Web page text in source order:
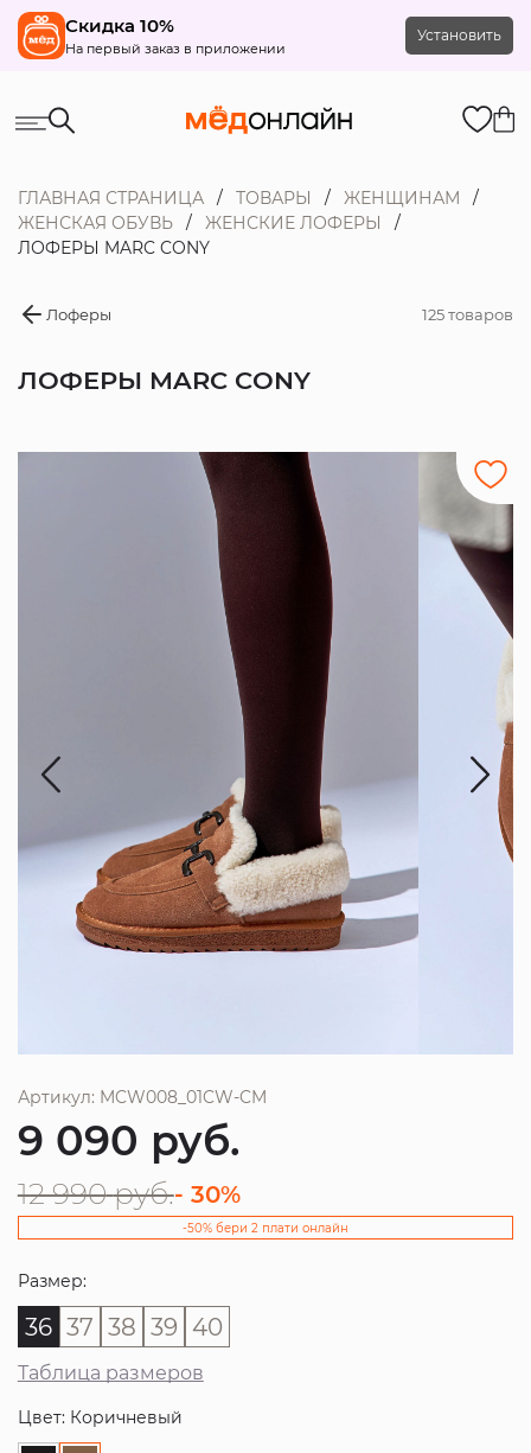
Скидка 10%
На первый заказ в приложении
Установить
ГЛАВНАЯ СТРАНИЦА ТОВАРЫ
ЖЕНЩИНАМ
ЖЕНСКАЯ ОБУВЬ
ЖЕНСКИЕ ЛОФЕРЫ
ЛОФЕРЫ MARC CONY
Лоферы 125 товаров
ЛОФЕРЫ MARC CONY
Артикул: MCW008_01CW-CM
9 090 руб.
12 990 руб.- 30%
-50% бери 2 плати онлайн
Размер:
36 37 38 39 40
Таблица размеров
Цвет: Коричневый